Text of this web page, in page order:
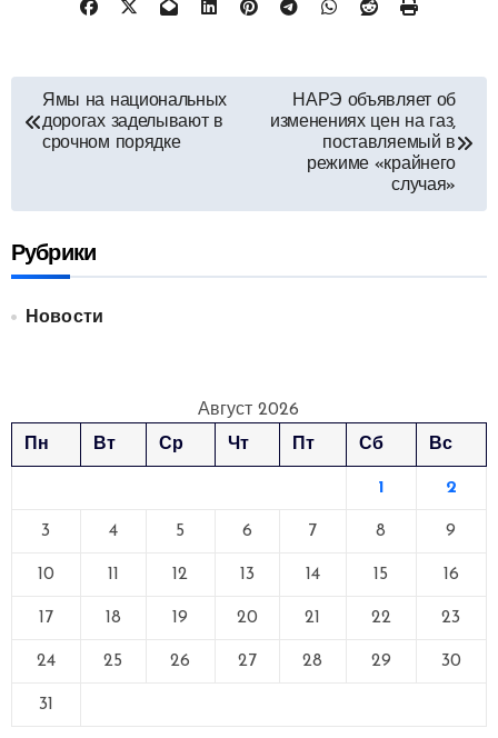
Навигация
по
Ямы на национальных
дорогах заделывают в
срочном порядке
НАРЭ объявляет об
изменениях цен на газ,
поставляемый в
режиме «крайнего
случая»
Рубрики
Новости
Август 2026
Пн
Вт Ср Чт Пт Сб Вс
1 2
3 4 5 6 7 8 9
10 11 12 13 14 15 16
17 18 19 20 21 22 23
24 25 26 27 28 29 30
31